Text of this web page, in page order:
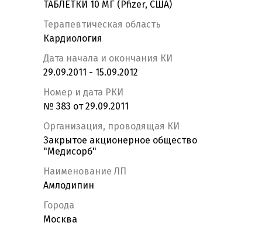
ТАБЛЕТКИ 10 МГ (Pfizer, США)
Терапевтическая область
Кардиология
Дата начала и окончания КИ
29.09.2011 - 15.09.2012
Номер и дата РКИ
№ 383 от 29.09.2011
Организация, проводящая КИ
Закрытое акционерное общество
"Медисорб"
Наименование ЛП
Амлодипин
Города
Москва